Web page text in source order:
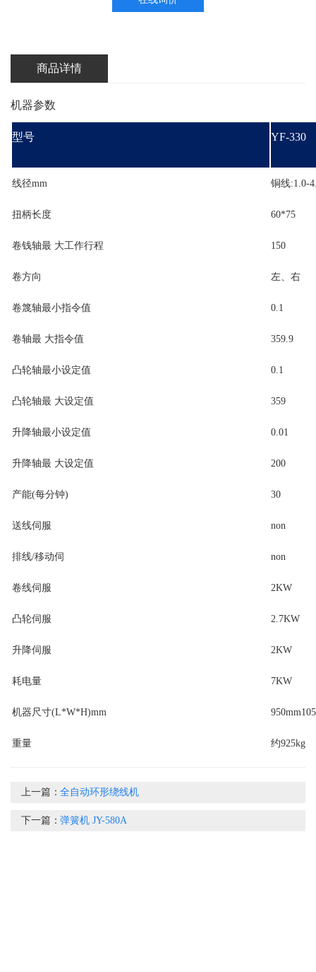
商品详情
机器参数
型号 YF-330
线径mm 铜线:1.0-
扭柄长度 60*75
卷钱轴最 大工作行程 150
卷方向 左、右
卷篾轴最小指令值 0.1
卷轴最 大指令值 359.9
凸轮轴最小设定值 0.1
凸轮轴最 大设定值 359
升降轴最小设定值 0.01
升降轴最 大设定值 200
产能(每分钟) 30
送线伺服 non
排线/移动伺 non
卷线伺服 2KW
凸轮伺服 2.7KW
升降伺服 2KW
耗电量 7KW
机器尺寸(L*W*H)mm
重量 约925kg
上一篇：全自动环形绕线机
下一篇：弹簧机 JY-580A